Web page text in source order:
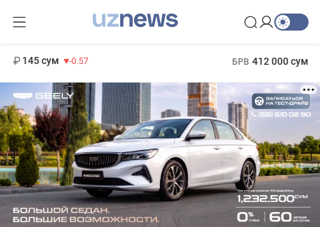
145 сум -0.57 БРВ 412 000 сум